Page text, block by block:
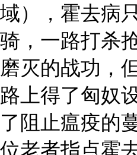
域），霍去病
骑，一路打杀
磨灭的战功，
路上得了匈奴
了阻止瘟疫的
位老者指点霍